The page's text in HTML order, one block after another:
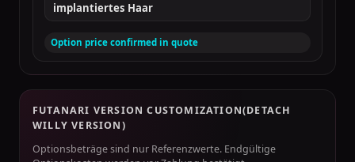
implantiertes Haar
Option price confirmed in quote
FUTANARI VERSION CUSTOMIZATION(DETACH
WILLY VERSION)
Optionsbeträge sind nur Referenzwerte. Endgültige